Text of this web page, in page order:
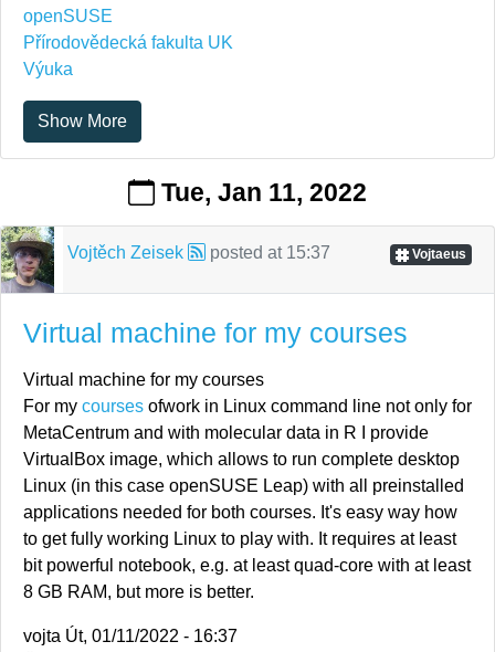
openSUSE
Přírodovědecká fakulta UK
Výuka
Show More
Tue, Jan 11, 2022
Vojtěch Zeisek posted at 15:37 Vojtaeus
Virtual machine for my courses
Virtual machine for my courses
For my courses ofwork in Linux command line not only for
MetaCentrum and with molecular data in R I provide
VirtualBox image, which allows to run complete desktop
Linux (in this case openSUSE Leap) with all preinstalled
applications needed for both courses. It's easy way how
to get fully working Linux to play with. It requires at least
bit powerful notebook, e.g. at least quad-core with at least
8 GB RAM, but more is better.
vojta Út, 01/11/2022 - 16:37